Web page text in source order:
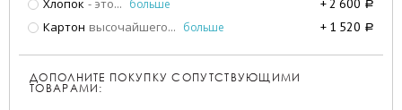
Хлопок - это... больше + 2 600 a
Картон высочайшего... больше + 1 520 a
ДОПОЛНИТЕ ПОКУПКУ СОПУТСТВУЮЩИМИ
ТОВАРАМИ: